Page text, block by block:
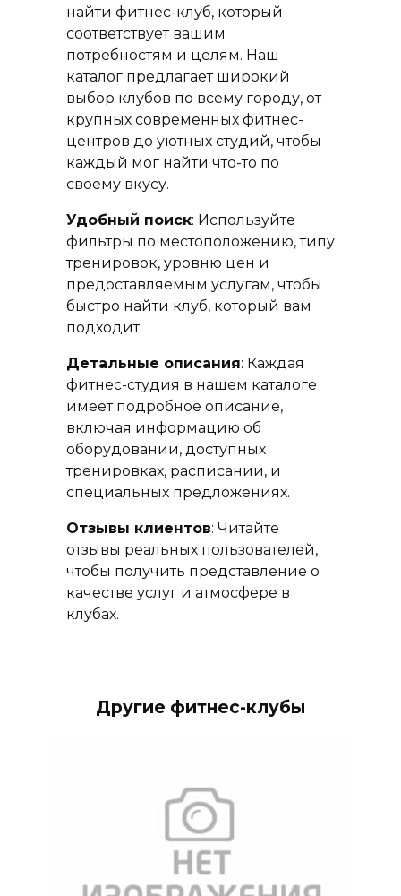
найти фитнес-клуб, который
соответствует вашим
потребностям и целям. Наш
каталог предлагает широкий
выбор клубов по всему городу, от
крупных современных фитнес-
центров до уютных студий, чтобы
каждый мог найти что-то по
своему вкусу.
Удобный поиск: Используйте
фильтры по местоположению, типу
тренировок, уровню цен и
предоставляемым услугам, чтобы
быстро найти клуб, который вам
подходит.
Детальные описания: Каждая
фитнес-студия в нашем каталоге
имеет подробное описание,
включая информацию об
оборудовании, доступных
тренировках, расписании, и
специальных предложениях.
Отзывы клиентов: Читайте
отзывы реальных пользователей,
чтобы получить представление о
качестве услуг и атмосфере в
клубах.
Другие фитнес-клубы